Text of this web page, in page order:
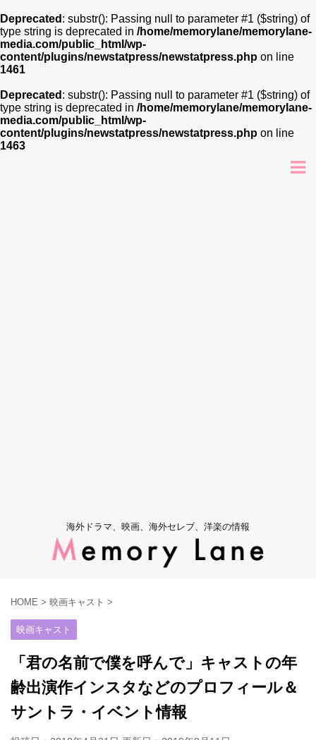
Deprecated : substr(): Passing null to parameter #1 ($string) of
type string is deprecated in /home/memorylane/memorylane-
media.com/public_html/wp-
content/plugins/newstatpress/newstatpress.php on line
1461
Deprecated : substr(): Passing null to parameter #1 ($string) of
type string is deprecated in /home/memorylane/memorylane-
media.com/public_html/wp-
content/plugins/newstatpress/newstatpress.php on line
1463
海外ドラマ、映画、海外セレブ、洋楽の情報
HOME > 映画キャスト >
映画キャスト
「君の名前で僕を呼んで」キャストの年
齢出演作インスタなどのプロフィール＆
サントラ・イベント情報